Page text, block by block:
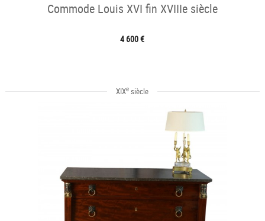
Commode Louis XVI fin XVIIIe siècle
4 600 €
XIXe siècle